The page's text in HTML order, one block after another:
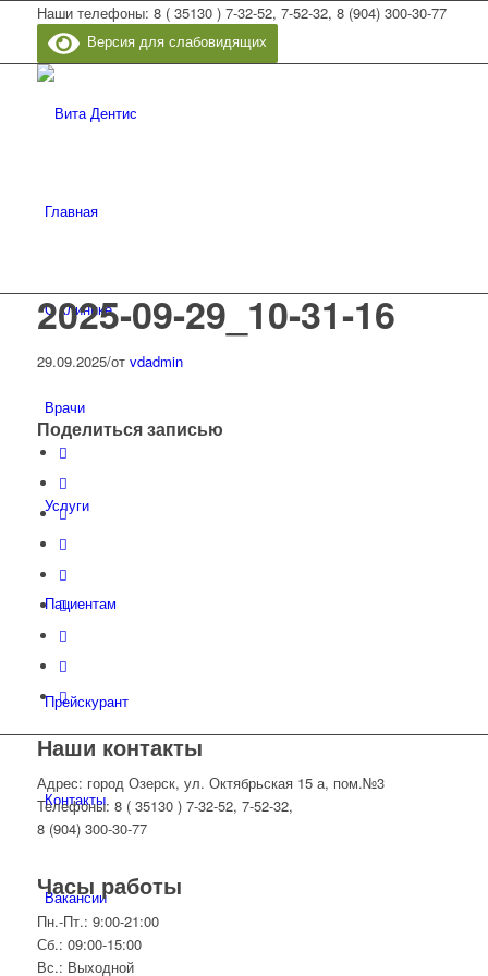
Наши телефоны: 8 ( 35130 ) 7-32-52, 7-52-32, 8 (904) 300-30-77
Версия для слабовидящих
Главная
О клинике
Врачи
Услуги
Пациентам
Прейскурант
Контакты
Вакансии
2025-09-29_10-31-16
29.09.2025/от vdadmin
Поделиться записью
Наши контакты
Адрес: город Озерск, ул. Октябрьская 15 а, пом.№3
Телефоны: 8 ( 35130 ) 7-32-52, 7-52-32,
8 (904) 300-30-77
Часы работы
Пн.-Пт.: 9:00-21:00
Сб.: 09:00-15:00
Вс.: Выходной